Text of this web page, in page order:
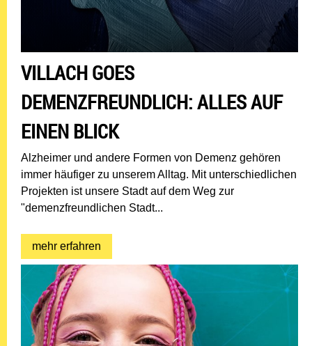
VILLACH GOES
DEMENZFREUNDLICH: ALLES AUF
EINEN BLICK
Alzheimer und andere Formen von Demenz gehören
immer häufiger zu unserem Alltag. Mit unterschiedlichen
Projekten ist unsere Stadt auf dem Weg zur
"demenzfreundlichen Stadt...
mehr erfahren